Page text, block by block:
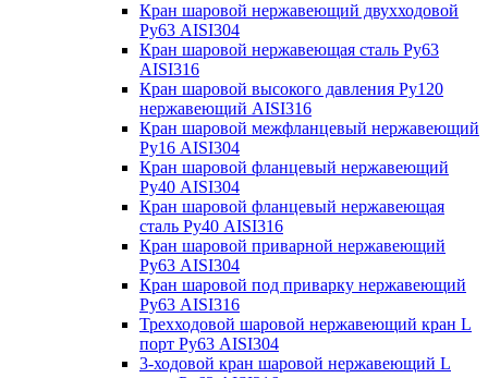
Кран шаровой нержавеющий двухходовой
Ру63 AISI304
Кран шаровой нержавеющая сталь Ру63
AISI316
Кран шаровой высокого давления Ру120
нержавеющий AISI316
Кран шаровой межфланцевый нержавеющий
Ру16 AISI304
Кран шаровой фланцевый нержавеющий
Ру40 AISI304
Кран шаровой фланцевый нержавеющая
сталь Ру40 AISI316
Кран шаровой приварной нержавеющий
Ру63 AISI304
Кран шаровой под приварку нержавеющий
Ру63 AISI316
Трехходовой шаровой нержавеющий кран L
порт Ру63 AISI304
3-ходовой кран шаровой нержавеющий L